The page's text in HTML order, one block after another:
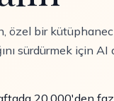
özel bir
sürdürmek için AI
20.000'den